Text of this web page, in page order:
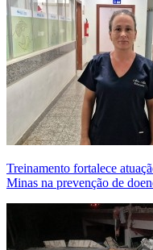
Treinamento fortalece
Minas na prevenção de